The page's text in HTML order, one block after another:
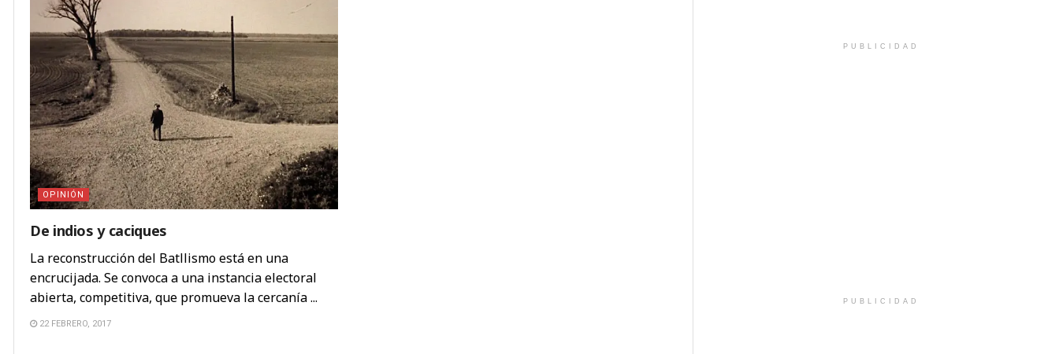
OPINIÓN
De indios y caciques
La reconstrucción del Batllismo está en una
encrucijada. Se convoca a una instancia electoral
abierta, competitiva, que promueva la cercanía ...
22 FEBRERO, 2017
PUBLICIDAD
PUBLICIDAD